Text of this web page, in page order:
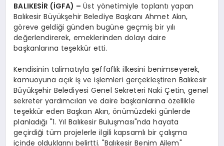
BALIKESİR (İGFA) –Üst yönetimiyle toplantı yapan
Balıkesir Büyükşehir Belediye Başkanı Ahmet Akın,
göreve geldiği günden bugüne geçmiş bir yılı
değerlendirerek, emeklerinden dolayı daire
başkanlarına teşekkür etti.
Kendisinin talimatıyla şeffaflık ilkesini benimseyerek,
kamuoyuna açık iş ve işlemleri gerçekleştiren Balıkesir
Büyükşehir Belediyesi Genel Sekreteri Naki Çetin, genel
sekreter yardımcıları ve daire başkanlarına özellikle
teşekkür eden Başkan Akın, önümüzdeki günlerde
planladığı "1. Yıl Balıkesir Buluşması"nda hayata
geçirdiği tüm projelerle ilgili kapsamlı bir çalışma
içinde olduklarını belirtti. "Balıkesir Benim Ailem"